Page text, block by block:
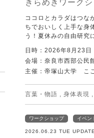
きらめきワーク
ココロとカラダはつな
ちでおいしく上手な身
う！夏休みの自由研究
日時：2026年8月23日
会場：奈良市西部公民
主催：帝塚山大学 こ
言葉・物語 , 身体表現
ワークショップ イベン
2026.06.23 TUE